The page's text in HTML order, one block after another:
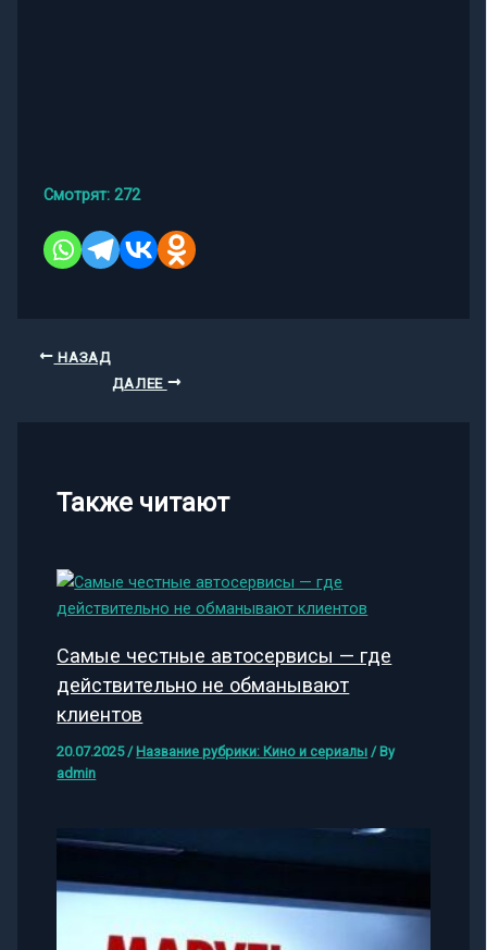
Смотрят: 272
НАЗАД
ДАЛЕЕ
Также читают
Самые честные автосервисы — где
действительно не обманывают
клиентов
20.07.2025/ Название рубрики: Кино и сериалы / By
admin